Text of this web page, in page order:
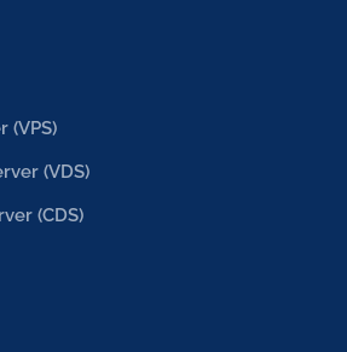
(VPS)
(VDS)
(CDS)